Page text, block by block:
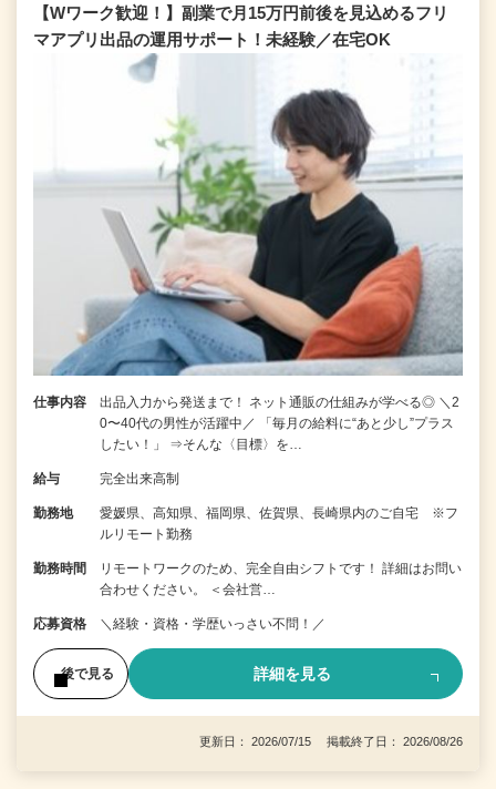
【Wワーク歓迎！】副業で月15万円前後を見込めるフリ
マアプリ出品の運用サポート！未経験／在宅OK
仕事内容
出品入力から発送まで！ ネット通販の仕組みが学べる◎ ＼2
0〜40代の男性が活躍中／ 「毎月の給料に“あと少し”プラス
したい！」 ⇒そんな〈目標〉を…
給与 完全出来高制
勤務地
愛媛県、高知県、福岡県、佐賀県、長崎県内のご自宅 ※フ
ルリモート勤務
勤務時間
リモートワークのため、完全自由シフトです！ 詳細はお問い
合わせください。 ＜会社営…
応募資格 ＼経験・資格・学歴いっさい不問！／
後で見る 詳細を見る
更新日： 2026/07/15 掲載終了日： 2026/08/26